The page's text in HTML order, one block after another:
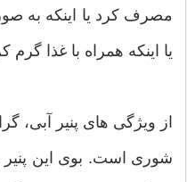
مصرف کرد یا اینکه به
یا اینکه همراه با غذا
از ویژگی های پنیر آبی،
شوری است. بوی این پنیر